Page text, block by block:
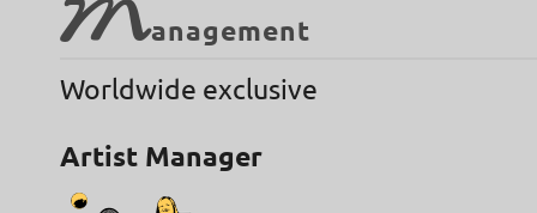
Management
Worldwide exclusive
Artist Manager